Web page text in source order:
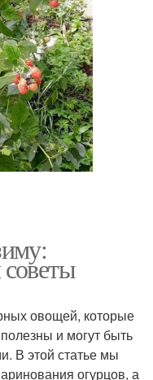
овощей, которые
и могут быть
В этой статье мы
огурцов, а